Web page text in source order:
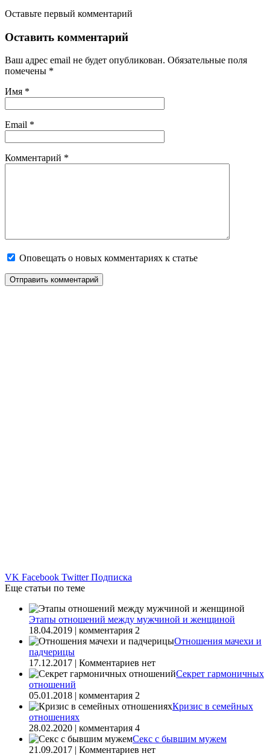
Оставьте первый комментарий
Оставить комментарий
Ваш адрес email не будет опубликован. Обязательные поля
помечены *
Имя *
Email *
Комментарий *
Оповещать о новых комментариях к статье
VK Facebook Twitter Подписка
Еще статьи по теме
Этапы отношений между мужчиной и женщиной
18.04.2019 | комментария 2
Отношения мачехи и
падчерицы
17.12.2017 | Комментариев нет
Секрет гармоничных
отношений
05.01.2018 | комментария 2
Кризис в семейных
отношениях
28.02.2020 | комментария 4
Секс с бывшим мужем
21.09.2017 | Комментариев нет